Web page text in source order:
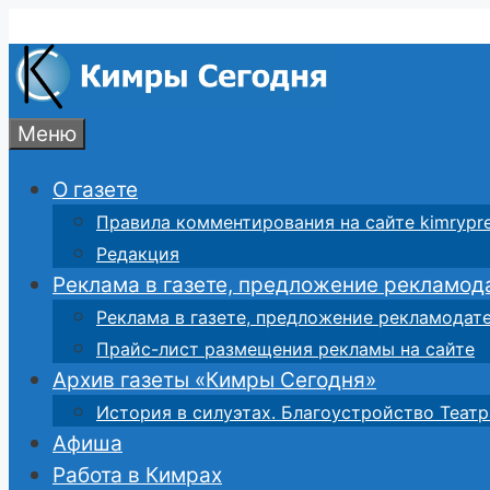
к
содержимому
Меню
О газете
Правила комментирования на сайте
Редакция
Реклама в газете, предложение
Реклама в газете, предложение
Прайс-лист размещения рекламы на сайте
Архив газеты «Кимры Сегодня»
История в силуэтах. Благоустройство
Афиша
Работа в Кимрах